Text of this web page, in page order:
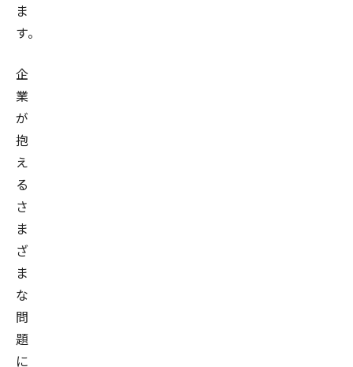
ま
す。
企
業
が
抱
え
る
さ
ま
ざ
ま
な
問
題
に